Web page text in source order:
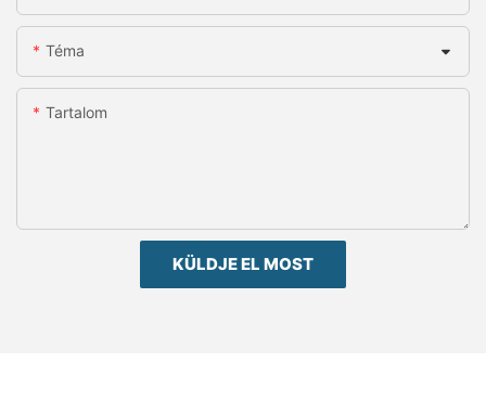
Téma
Tartalom
KÜLDJE EL MOST